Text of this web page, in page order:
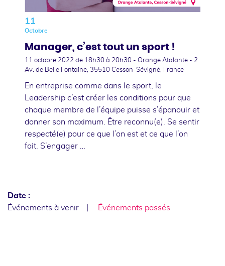
11
Octobre
Manager, c’est tout un sport !
11 octobre 2022 de 18h30 à 20h30 - Orange Atalante - 2
Av. de Belle Fontaine, 35510 Cesson-Sévigné, France
En entreprise comme dans le sport, le
Leadership c’est créer les conditions pour que
chaque membre de l’équipe puisse s’épanouir et
donner son maximum. Être reconnu(e). Se sentir
respecté(e) pour ce que l’on est et ce que l’on
fait. S’engager …
Date :
Événements à venir
Événements passés